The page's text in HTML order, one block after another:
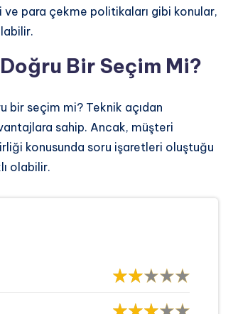
para çekme politikaları gibi konular,
Bir Seçim Mi?
bir seçim mi? Teknik açıdan
sahip. Ancak, müşteri
konusunda soru işaretleri oluştuğu
olabilir.